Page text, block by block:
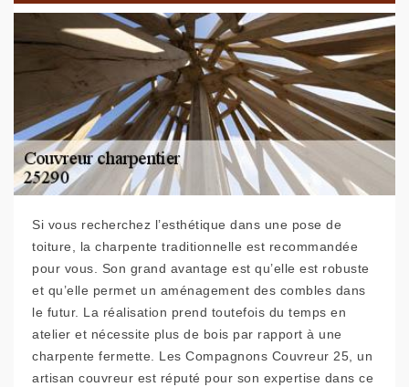
Si vous recherchez l’esthétique dans une pose de
toiture, la charpente traditionnelle est recommandée
pour vous. Son grand avantage est qu’elle est robuste
et qu’elle permet un aménagement des combles dans
le futur. La réalisation prend toutefois du temps en
atelier et nécessite plus de bois par rapport à une
charpente fermette. Les Compagnons Couvreur 25, un
artisan couvreur est réputé pour son expertise dans ce